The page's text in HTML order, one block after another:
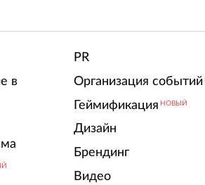
в
PR
Организация событий
Геймификация НОВЫЙ
Дизайн
Брендинг
Видео